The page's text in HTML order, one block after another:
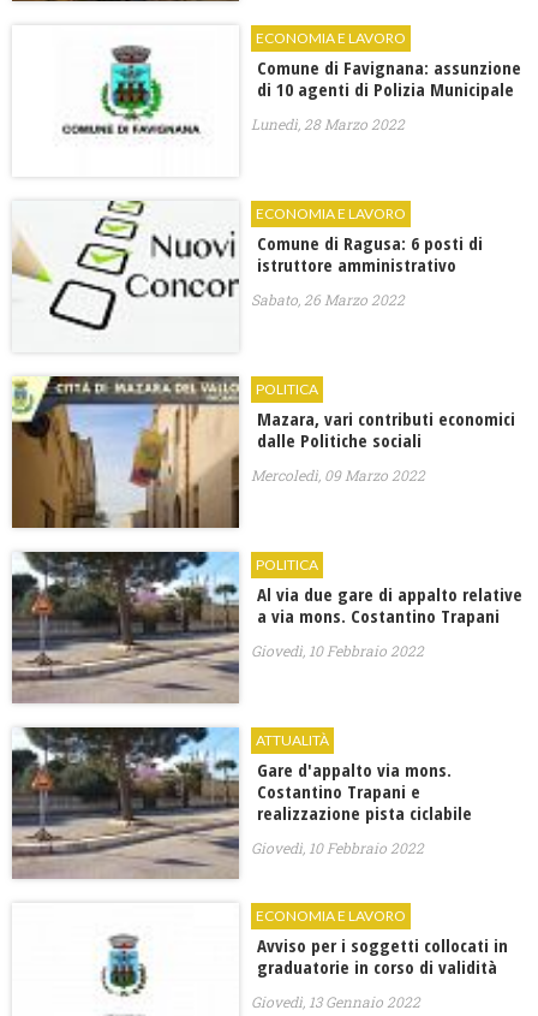
ECONOMIA E LAVORO
Comune di Favignana: assunzione
di 10 agenti di Polizia Municipale
Lunedì, 28 Marzo 2022
ECONOMIA E LAVORO
Comune di Ragusa: 6 posti di
istruttore amministrativo
Sabato, 26 Marzo 2022
POLITICA
Mazara, vari contributi economici
dalle Politiche sociali
Mercoledì, 09 Marzo 2022
POLITICA
Al via due gare di appalto relative
a via mons. Costantino Trapani
Giovedì, 10 Febbraio 2022
ATTUALITÀ
Gare d'appalto via mons.
Costantino Trapani e
realizzazione pista ciclabile
Giovedì, 10 Febbraio 2022
ECONOMIA E LAVORO
Avviso per i soggetti collocati in
graduatorie in corso di validità
Giovedì, 13 Gennaio 2022